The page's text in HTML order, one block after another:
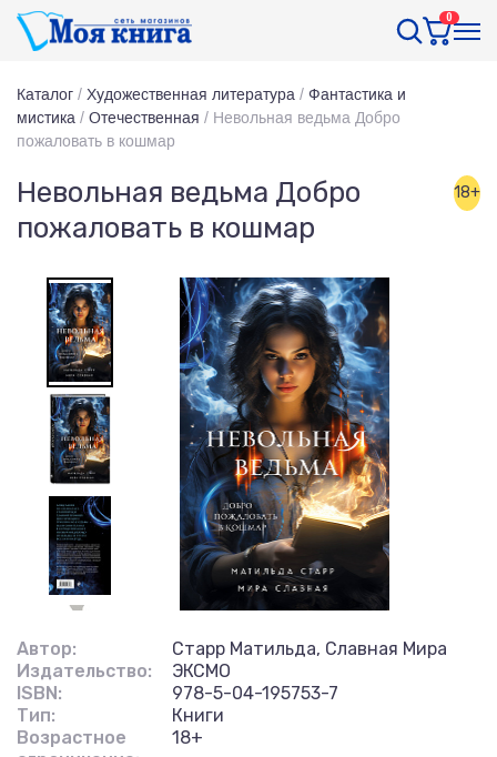
0
Каталог / Художественная литература / Фантастика и
мистика / Отечественная / Невольная ведьма Добро
пожаловать в кошмар
Невольная ведьма Добро
пожаловать в кошмар
18+
Автор:
Старр Матильда, Славная Мира
Издательство:
ЭКСМО
ISBN:
978-5-04-195753-7
Тип:
Книги
Возрастное
18+